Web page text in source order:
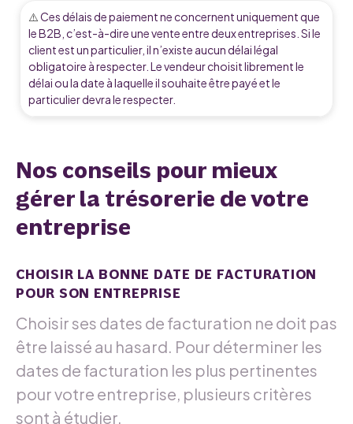
⚠️Ces délais de paiement ne concernent uniquement que
le B2B, c’est-à-dire une vente entre deux entreprises. Si le
client est un particulier, il n’existe aucun délai légal
obligatoire à respecter. Le vendeur choisit librement le
délai ou la date à laquelle il souhaite être payé et le
particulier devra le respecter.
Nos conseils pour mieux
gérer la trésorerie de votre
entreprise
CHOISIR LA BONNE DATE DE FACTURATION
POUR SON ENTREPRISE
Choisir ses dates de facturation ne doit pas
être laissé au hasard. Pour déterminer les
dates de facturation les plus pertinentes
pour votre entreprise, plusieurs critères
sont à étudier.